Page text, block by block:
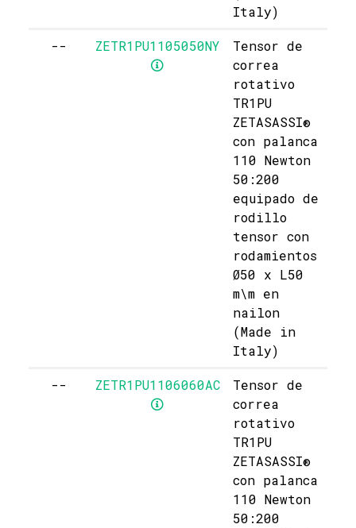
Italy)
-- ZETR1PU1105050NY
Tensor de
correa
rotativo
TR1PU
ZETASASSI®
con palanca
110 Newton
50:200
equipado de
rodillo
tensor con
rodamientos
Ø50 x L50
m\m en
nailon
(Made in
Italy)
-- ZETR1PU1106060AC
Tensor de
correa
rotativo
TR1PU
ZETASASSI®
con palanca
110 Newton
50:200